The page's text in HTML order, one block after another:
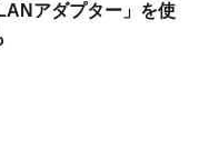
アダプター」を使